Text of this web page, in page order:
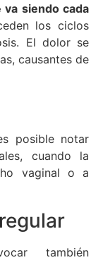
siendo cada
los ciclos
El dolor se
causantes de
posible notar
cuando la
vaginal o a
también